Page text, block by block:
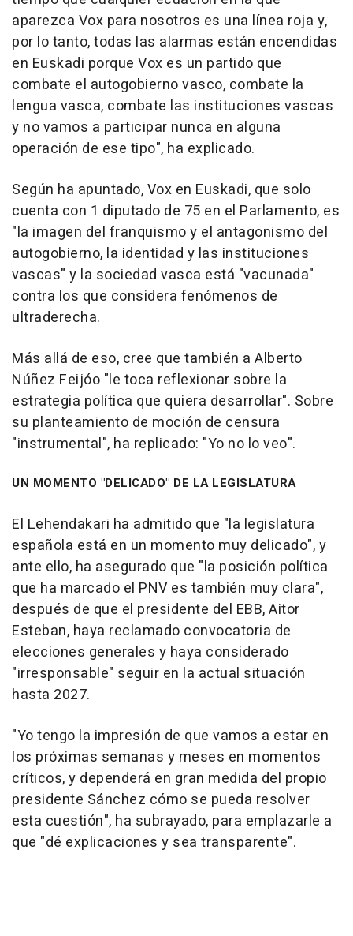
aparezca Vox para nosotros es una línea roja y,
por lo tanto, todas las alarmas están encendidas
en Euskadi porque Vox es un partido que
combate el autogobierno vasco, combate la
lengua vasca, combate las instituciones vascas
y no vamos a participar nunca en alguna
operación de ese tipo", ha explicado.
Según ha apuntado, Vox en Euskadi, que solo
cuenta con 1 diputado de 75 en el Parlamento, es
"la imagen del franquismo y el antagonismo del
autogobierno, la identidad y las instituciones
vascas" y la sociedad vasca está "vacunada"
contra los que considera fenómenos de
ultraderecha.
Más allá de eso, cree que también a Alberto
Núñez Feijóo "le toca reflexionar sobre la
estrategia política que quiera desarrollar". Sobre
su planteamiento de moción de censura
"instrumental", ha replicado: "Yo no lo veo".
UN MOMENTO "DELICADO" DE LA LEGISLATURA
El Lehendakari ha admitido que "la legislatura
española está en un momento muy delicado", y
ante ello, ha asegurado que "la posición política
que ha marcado el PNV es también muy clara",
después de que el presidente del EBB, Aitor
Esteban, haya reclamado convocatoria de
elecciones generales y haya considerado
"irresponsable" seguir en la actual situación
hasta 2027.
"Yo tengo la impresión de que vamos a estar en
los próximas semanas y meses en momentos
críticos, y dependerá en gran medida del propio
presidente Sánchez cómo se pueda resolver
esta cuestión", ha subrayado, para emplazarle a
que "dé explicaciones y sea transparente".